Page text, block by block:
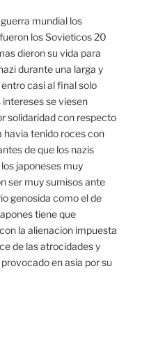
mundial los
los Sovieticos 20
dieron su vida para
durante una larga y
entro casi al final solo
intereses se viesen
solidaridad con respecto
havia tenido roces con
de que los nazis
japoneses muy
ser muy sumisos ante
genosida como el de
tiene que
la alienacion impuesta
de las atrocidades y
en asia por su